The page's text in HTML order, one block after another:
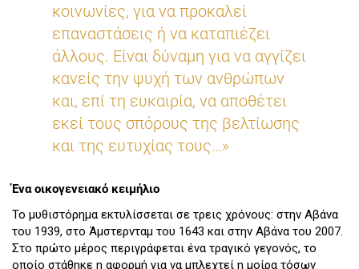
κοινωνίες, για να προκαλεί
επαναστάσεις ή να καταπιέζει
άλλους. Είναι δύναμη για να αγγίζει
κανείς την ψυχή των ανθρώπων
και, επί τη ευκαιρία, να αποθέτει
εκεί τους σπόρους της βελτίωσης
και της ευτυχίας τους…»
Ένα οικογενειακό κειμήλιο
Το μυθιστόρημα εκτυλίσσεται σε τρεις χρόνους: στην Αβάνα
του 1939, στο Άμστερνταμ του 1643 και στην Αβάνα του 2007.
Στο πρώτο μέρος περιγράφεται ένα τραγικό γεγονός, το
οποίο στάθηκε η αφορμή για να μπλεχτεί η μοίρα τόσων